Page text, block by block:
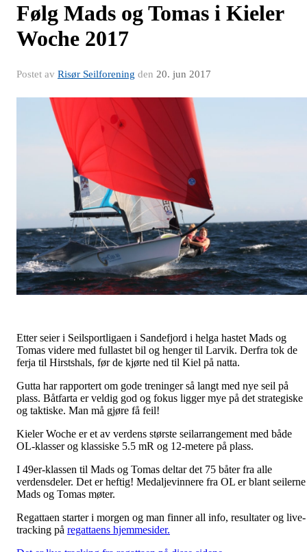
Følg Mads og Tomas i Kieler
Woche 2017
Postet av Risør Seilforening den 20. jun 2017
Etter seier i Seilsportligaen i Sandefjord i helga hastet Mads og
Tomas videre med fullastet bil og henger til Larvik. Derfra tok de
ferja til Hirstshals, før de kjørte ned til Kiel på natta.
Gutta har rapportert om gode treninger så langt med nye seil på
plass. Båtfarta er veldig god og fokus ligger mye på det strategiske
og taktiske. Man må gjøre få feil!
Kieler Woche er et av verdens største seilarrangement med både
OL-klasser og klassiske 5.5 mR og 12-metere på plass.
I 49er-klassen til Mads og Tomas deltar det 75 båter fra alle
verdensdeler. Det er heftig! Medaljevinnere fra OL er blant seilerne
Mads og Tomas møter.
Regattaen starter i morgen og man finner all info, resultater og live-
tracking på regattaens hjemmesider.